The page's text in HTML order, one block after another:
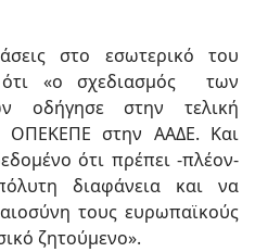
στο εσωτερικό του
ότι «ο σχεδιασμός των
οδήγησε στην τελική
στην ΑΑΔΕ. Και
ότι πρέπει -πλέον-
διαφάνεια και να
τους ευρωπαϊκούς
ζητούμενο».